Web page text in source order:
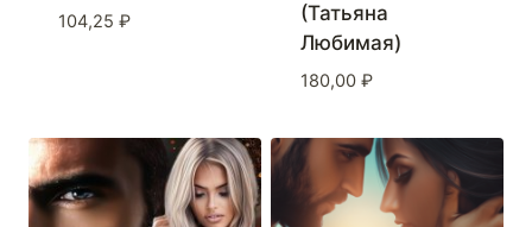
104,25 ₽
(Татьяна
Любимая)
180,00 ₽